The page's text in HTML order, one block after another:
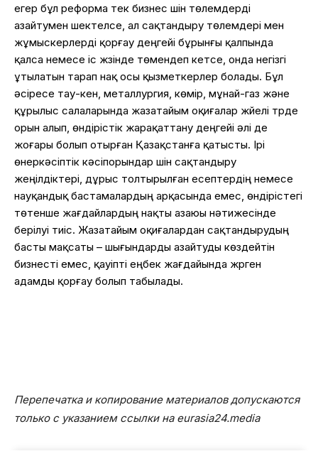
егер бұл реформа тек бизнес үшін төлемдерді
азайтумен шектелсе, ал сақтандыру төлемдері мен
жұмыскерлерді қорғау деңгейі бұрынғы қалпында
қалса немесе іс жүзінде төмендеп кетсе, онда негізгі
ұтылатын тарап нақ осы қызметкерлер болады. Бұл
әсіресе тау-кен, металлургия, көмір, мұнай-газ және
құрылыс салаларында жазатайым оқиғалар жүйелі түрде
орын алып, өндірістік жарақаттану деңгейі әлі де
жоғары болып отырған Қазақстанға қатысты. Ірі
өнеркәсіптік кәсіпорындар үшін сақтандыру
жеңілдіктері, дұрыс толтырылған есептердің немесе
науқандық бастамалардың арқасында емес, өндірістегі
төтенше жағдайлардың нақты азаюы нәтижесінде
берілуі тиіс. Жазатайым оқиғалардан сақтандырудың
басты мақсаты – шығындарды азайтуды көздейтін
бизнесті емес, қауіпті еңбек жағдайында жүрген
адамды қорғау болып табылады.
Перепечатка и копирование материалов допускаются
только с указанием ссылки на eurasia24.media